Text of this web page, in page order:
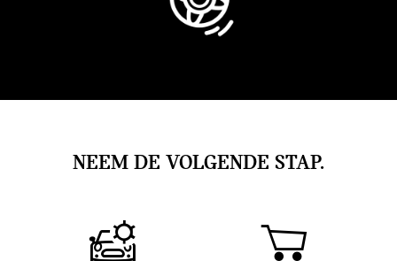
NEEM DE VOLGENDE STAP.